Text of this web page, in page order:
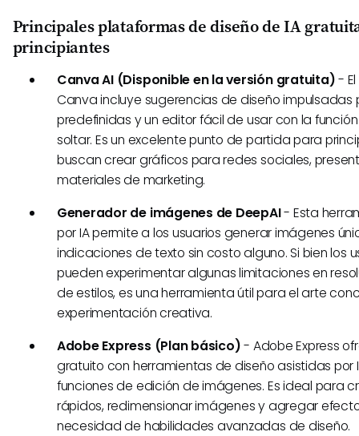
Principales plataformas de diseño de IA
principiantes
Canva AI (Disponible en la versión gratuita)-
Canva incluye sugerencias de diseño impulsadas
predefinidas y un editor fácil de usar con la
soltar. Es un excelente punto de partida para
buscan crear gráficos para redes sociales,
materiales de marketing.
Generador de imágenes de DeepAI- Esta
por IA permite a los usuarios generar imágenes
indicaciones de texto sin costo alguno. Si bien los
pueden experimentar algunas limitaciones en
de estilos, es una herramienta útil para el arte
experimentación creativa.
Adobe Express (Plan básico)- Adobe Express
gratuito con herramientas de diseño asistidas por
funciones de edición de imágenes. Es ideal para
rápidos, redimensionar imágenes y agregar
necesidad de habilidades avanzadas de diseño.